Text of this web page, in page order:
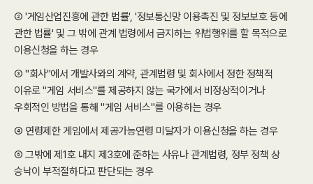
② '게임산업진흥에 관한 법률', '정보통신망 이용촉진 및 정보보호 등에
관한 법률' 및 그 밖에 관계 법령에서 금지하는 위법행위를 할 목적으로
이용신청을 하는 경우
③ "회사"에서 개발사와의 계약, 관계법령 및 회사에서 정한 정책적
이유로 "게임 서비스"를 제공하지 않는 국가에서 비정상적이거나
우회적인 방법을 통해 "게임 서비스"를 이용하는 경우
④ 연령제한 게임에서 제공가능연령 미달자가 이용신청을 하는 경우
⑤ 그밖에 제1호 내지 제3호에 준하는 사유나 관계법령, 정부 정책 상
승낙이 부적절하다고 판단되는 경우